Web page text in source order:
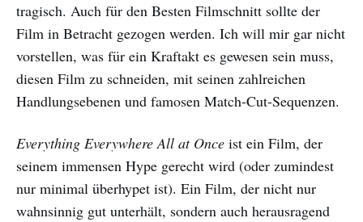
tragisch. Auch für den Besten Filmschnitt sollte der
Film in Betracht gezogen werden. Ich will mir gar nicht
vorstellen, was für ein Kraftakt es gewesen sein muss,
diesen Film zu schneiden, mit seinen zahlreichen
Handlungsebenen und famosen Match-Cut-Sequenzen.
Everything Everywhere All at Once ist ein Film, der
seinem immensen Hype gerecht wird (oder zumindest
nur minimal überhypet ist). Ein Film, der nicht nur
wahnsinnig gut unterhält, sondern auch herausragend